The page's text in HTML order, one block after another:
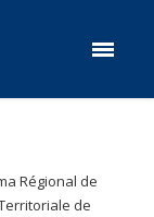
Régional de
de